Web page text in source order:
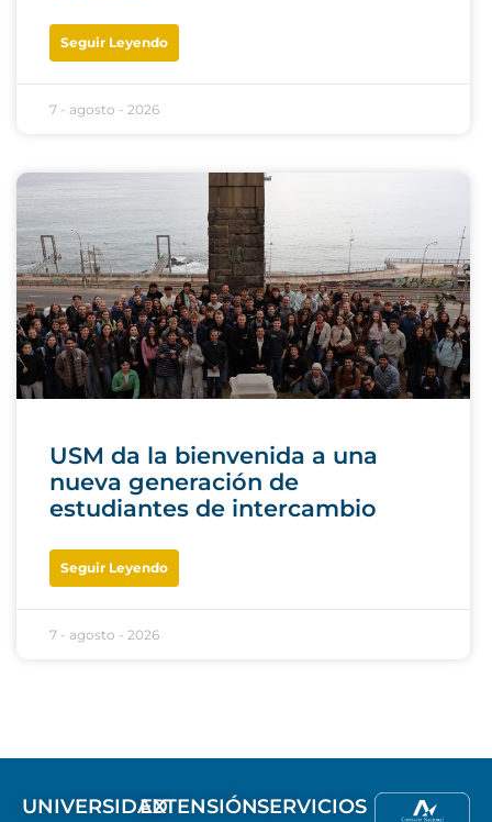
Seguir Leyendo
7 - agosto - 2026
USM da la bienvenida a una
nueva generación de
estudiantes de intercambio
Seguir Leyendo
7 - agosto - 2026
UNIVERSIDADEXTENSIÓNSERVICIOS